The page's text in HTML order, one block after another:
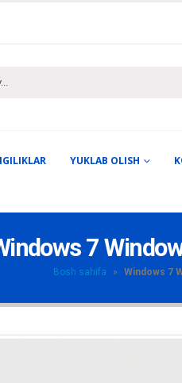
YUKLAB OLISH
7
Bosh sahifa » Windows 7